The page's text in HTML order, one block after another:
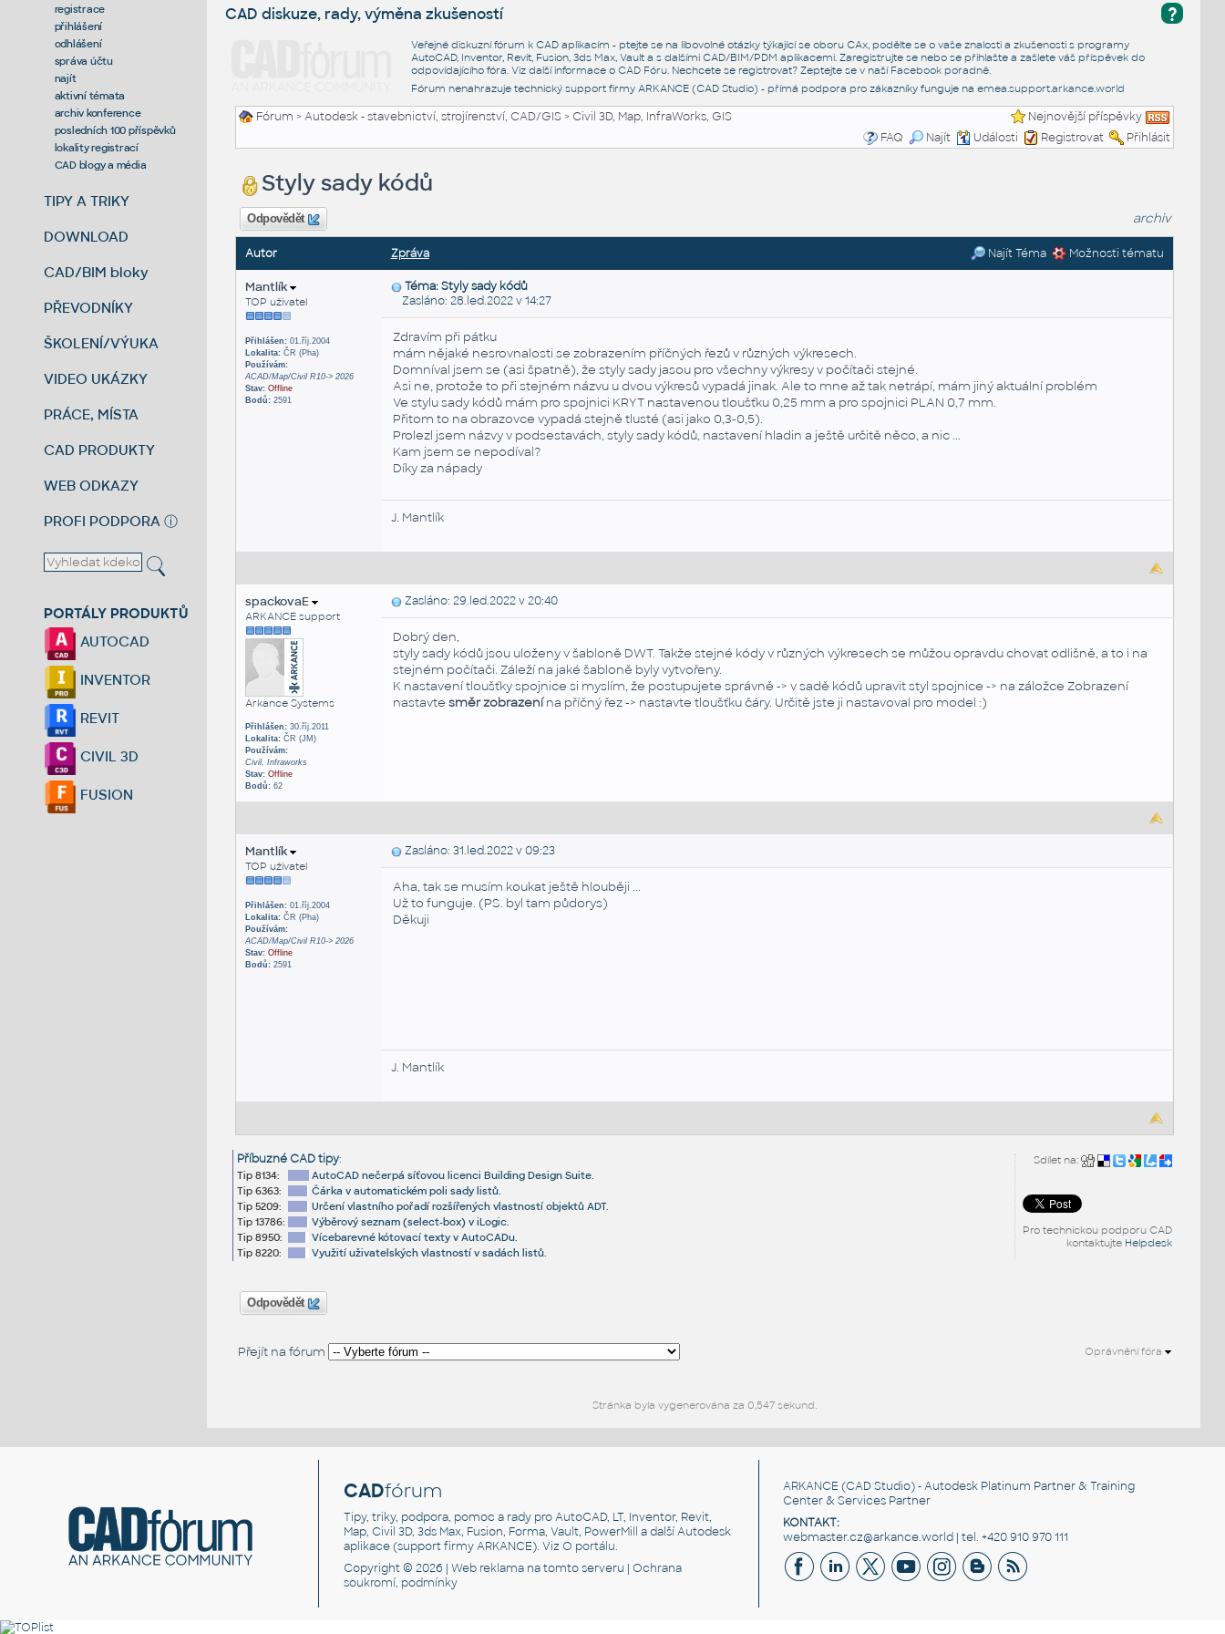
registrace
přihlášení
odhlášení
správa účtu
najít
aktivní témata
archiv konference
posledních 100 příspěvků
lokality registrací
CAD blogy a média
TIPY A TRIKY
DOWNLOAD
CAD/BIM bloky
PŘEVODNÍKY
ŠKOLENÍ/VÝUKA
VIDEO UKÁZKY
PRÁCE, MÍSTA
CAD PRODUKTY
WEB ODKAZY
PROFI PODPORA ⓘ
PORTÁLY PRODUKTŮ
AUTOCAD
INVENTOR
REVIT
CIVIL 3D
FUSION
?
CAD diskuze, rady, výměna zkušeností
Veřejné diskuzní fórum k CAD aplikacím - ptejte se na libovolné otázky týkající se oboru CAx, podělte se o vaše znalosti a zkušenosti s programy
AutoCAD, Inventor, Revit, Fusion, 3ds Max, Vault a s dalšími CAD/BIM/PDM aplikacemi. Zaregistrujte se nebo se přihlašte a zašlete váš příspěvek do
odpovídajícího fóra. Viz další informace o CAD Fóru. Nechcete se registrovat? Zeptejte se v naší Facebook poradně.
Fórum nenahrazuje technický support firmy ARKANCE (CAD Studio) - přímá podpora pro zákazníky funguje na emea.support.arkance.world
Fórum >Autodesk - stavebnictví, strojírenství, CAD/GIS> Civil 3D, Map, InfraWorks, GIS
Nejnovější příspěvky
FAQ
Najít Události Registrovat Přihlásit
Styly sady kódů
Odpovědět archiv
Autor Zpráva Najít Téma Možnosti tématu
Mantlík
TOP uživatel
Přihlášen:01.říj.2004
Lokalita:ČR (Pha)
Používám:
ACAD/Map/Civil R10-> 2026
Stav: Offline
Bodů:2591
Téma: Styly sady kódů
Zasláno: 28.led.2022 v 14:27
Zdravím při pátku
mám nějaké nesrovnalosti se zobrazením příčných řezů v různých výkresech.
Domníval jsem se (asi špatně), že styly sady jasou pro všechny výkresy v počítači stejné.
Asi ne, protože to při stejném názvu u dvou výkresů vypadá jinak. Ale to mne až tak netrápí, mám jiný aktuální problém
Ve stylu sady kódů mám pro spojnici KRYT nastavenou tloušťku 0,25 mm a pro spojnici PLAN 0,7 mm.
Přitom to na obrazovce vypadá stejně tlusté (asi jako 0,3-0,5).
Prolezl jsem názvy v podsestavách, styly sady kódů, nastavení hladin a ještě určitě něco, a nic ...
Kam jsem se nepodíval?
Díky za nápady
J. Mantlík
spackovaE
ARKANCE support
Arkance Systems
Přihlášen:30.říj.2011
Lokalita:ČR (JM)
Používám:
Civil, Infraworks
Stav: Offline
Bodů:62
Zasláno: 29.led.2022 v 20:40
Dobrý den,
styly sady kódů jsou uloženy v šabloně DWT. Takže stejné kódy v různých výkresech se můžou opravdu chovat odlišně, a to i na
stejném počítači. Záleží na jaké šabloně byly vytvořeny.
K nastavení tloušťky spojnice si myslím, že postupujete správně -> v sadě kódů upravit styl spojnice -> na záložce Zobrazení
nastavte směr zobrazenína příčný řez -> nastavte tloušťku čáry. Určitě jste ji nastavoval pro model :)
Mantlík
TOP uživatel
Přihlášen:01.říj.2004
Lokalita:ČR (Pha)
Používám:
ACAD/Map/Civil R10-> 2026
Stav: Offline
Bodů:2591
Zasláno: 31.led.2022 v 09:23
Aha, tak se musím koukat ještě hlouběji ...
Už to funguje. (PS. byl tam půdorys)
Děkuji
J. Mantlík
Sdílet na:
Pro technickou podporu CAD
kontaktujte Helpdesk
Příbuzné CAD tipy:
Tip 8134:
AutoCAD nečerpá síťovou licenci Building Design Suite.
Tip 6363:
Čárka v automatickém poli sady listů.
Tip 5209:
Určení vlastního pořadí rozšířených vlastností objektů ADT.
Tip 13786:
Výběrový seznam (select-box) v iLogic.
Tip 8950:
Vícebarevné kótovací texty v AutoCADu.
Tip 8220:
Využití uživatelských vlastností v sadách listů.
Odpovědět
Přejít na fórum Oprávnění fóra
Stránka byla vygenerována za 0,547 sekund.
CADfórum
Tipy, triky, podpora, pomoc a rady pro AutoCAD, LT, Inventor, Revit,
Map, Civil 3D, 3ds Max, Fusion, Forma, Vault, PowerMill a další Autodesk
aplikace (support firmy ARKANCE). VizO portálu.
Copyright © 2026 |Web reklama na tomto serveru |Ochrana
soukromí, podmínky
ARKANCE (CAD Studio) - Autodesk Platinum Partner & Training
Center & Services Partner
KONTAKT:
webmaster.cz@arkance.world | tel. +420 910 970 111